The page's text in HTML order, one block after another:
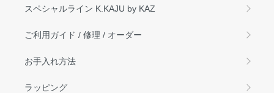
スペシャルライン K.KAJU by KAZ
ご利用ガイド / 修理 / オーダー
お手入れ方法
ラッピング